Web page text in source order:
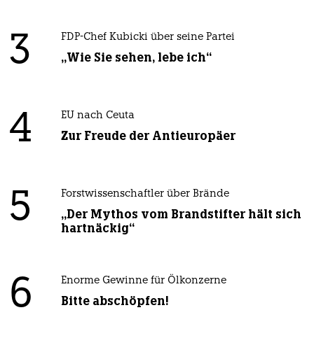
3 FDP-Chef Kubicki über seine Partei
„Wie Sie sehen, lebe ich“
4 EU nach Ceuta
Zur Freude der Antieuropäer
5 Forstwissenschaftler über Brände
„Der Mythos vom Brandstifter hält sich
hartnäckig“
6 Enorme Gewinne für Ölkonzerne
Bitte abschöpfen!